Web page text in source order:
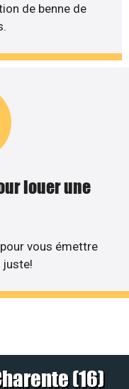
de benne de
louer une
vous émettre
juste!
(16)